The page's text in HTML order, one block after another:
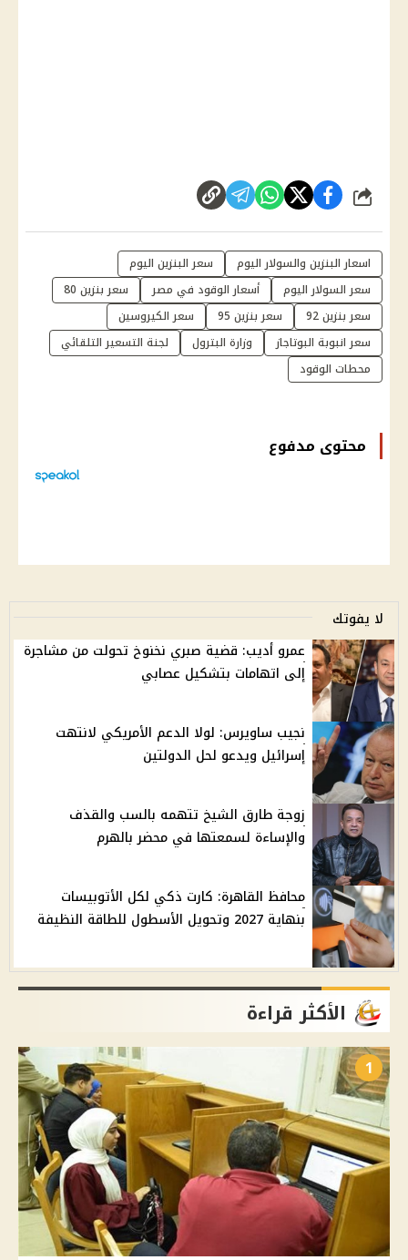
شارك
اسعار البنزين والسولار اليوم
سعر البنزين اليوم
سعر السولار اليوم
أسعار الوقود في مصر
سعر بنزين 80
سعر بنزين 92
سعر بنزين 95
سعر الكيروسين
سعر انبوبة البوتاجاز
وزارة البترول
لجنة التسعير التلقائي
محطات الوقود
محتوى مدفوع
لا يفوتك
عمرو أديب: قضية صبري نخنوخ تحولت من مشاجرة
إلى اتهامات بتشكيل عصابي
نجيب ساويرس: لولا الدعم الأمريكي لانتهت
إسرائيل ويدعو لحل الدولتين
زوجة طارق الشيخ تتهمه بالسب والقذف
والإساءة لسمعتها في محضر بالهرم
محافظ القاهرة: كارت ذكي لكل الأتوبيسات
بنهاية 2027 وتحويل الأسطول للطاقة النظيفة
الأكثر قراءة
1